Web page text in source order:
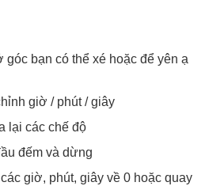
bạn có thể xé hoặc để yên ạ
giờ / phút / giây
lại các chế độ
đếm và dừng
giờ, phút, giây về 0 hoặc quay